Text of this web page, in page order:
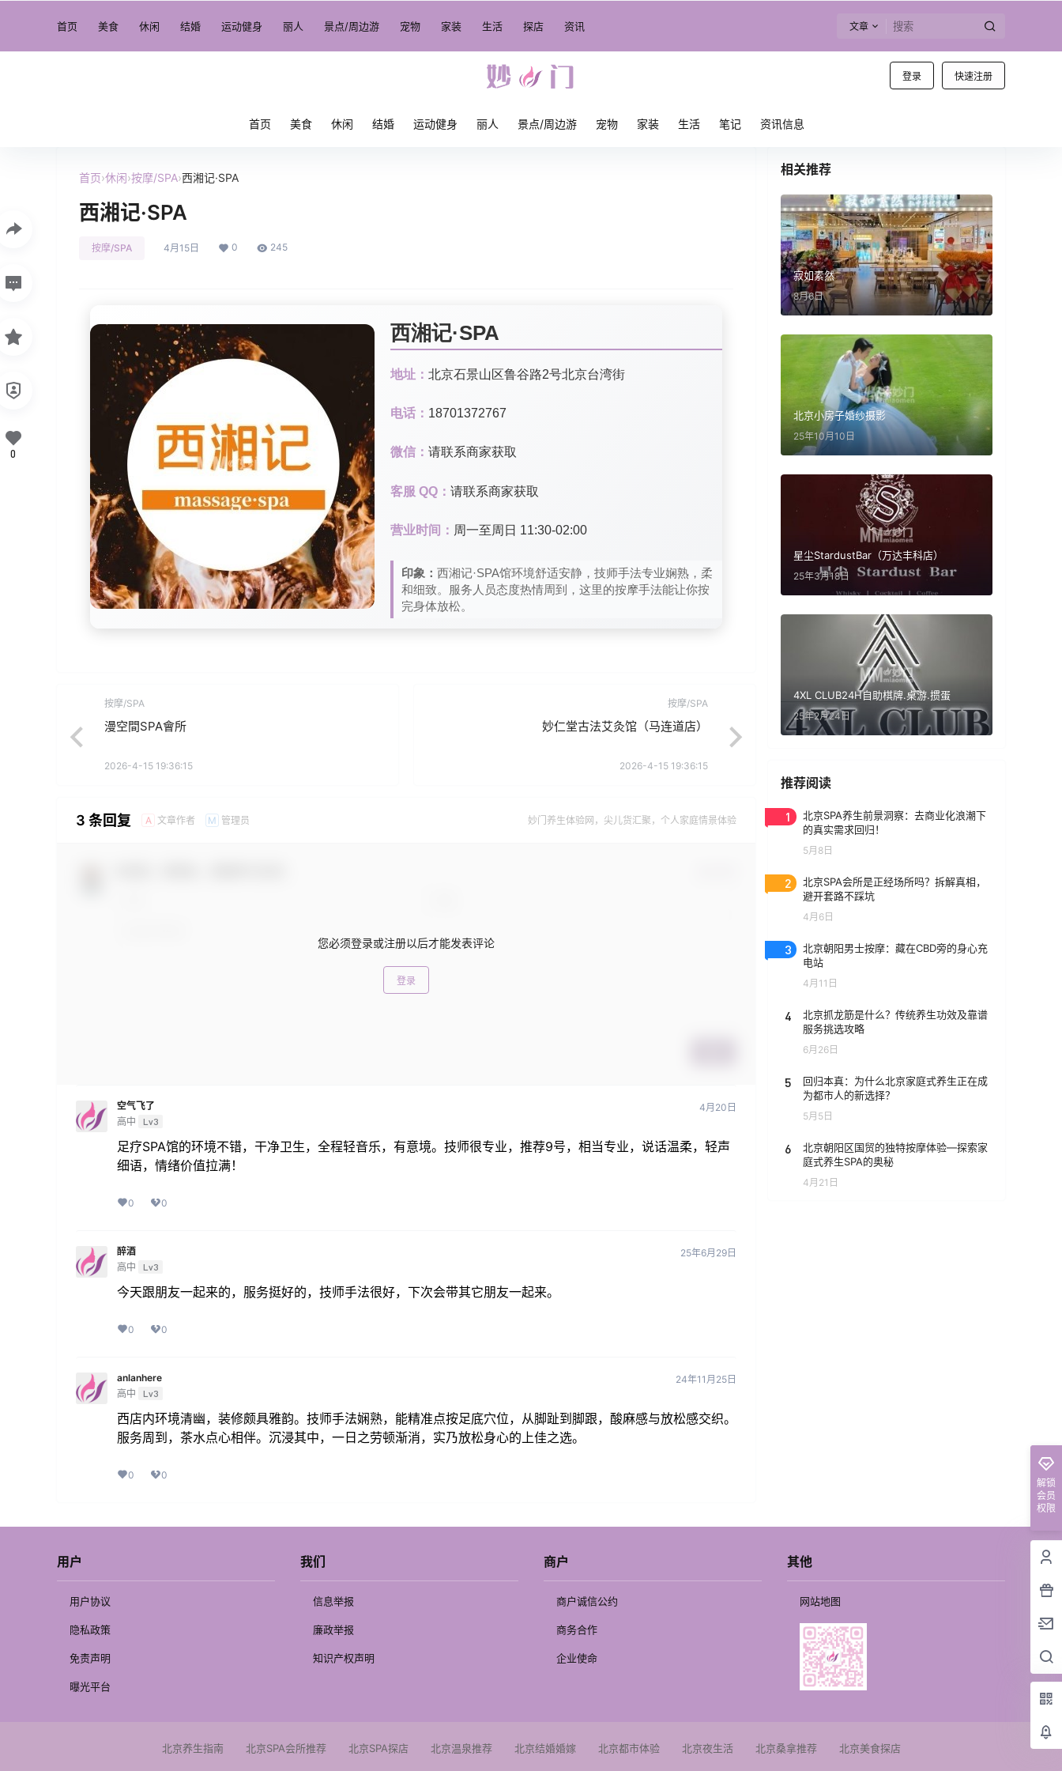
首页 美食 休闲 结婚 运动健身 丽人 景点/周边游 宠物 家装 生活 探店 资讯 文章
登录 快速注册
首页 美食 休闲 结婚 运动健身 丽人 景点/周边游 宠物 家装 生活 笔记 资讯信息
首页›休闲›按摩/SPA›西湘记·SPA
西湘记·SPA
按摩/SPA 4月15日 0 245
西湘记·SPA
地址： 北京石景山区鲁谷路2号北京台湾街
电话： 18701372767
微信： 请联系商家获取
客服 QQ： 请联系商家获取
营业时间： 周一至周日 11:30-02:00
印象： 西湘记·SPA馆环境舒适安静，技师手法专业娴熟，柔
和细致。服务人员态度热情周到，这里的按摩手法能让你按
完身体放松。
0
按摩/SPA
漫空間SPA會所
2026-4-15 19:36:15
按摩/SPA
妙仁堂古法艾灸馆（马连道店）
2026-4-15 19:36:15
3 条回复 A 文章作者 M 管理员 妙门养生体验网，尖儿货汇聚，个人家庭情景体验
您必须登录或注册以后才能发表评论
登录
空气飞了
高中
Lv3
4月20日
足疗SPA馆的环境不错，干净卫生，全程轻音乐，有意境。技师很专业，推荐9号，相当专业，说话温柔，轻声
细语，情绪价值拉满！
0 0
醉酒
高中
Lv3
25年6月29日
今天跟朋友一起来的，服务挺好的，技师手法很好，下次会带其它朋友一起来。
0 0
anlanhere
高中
Lv3
24年11月25日
西店内环境清幽，装修颇具雅韵。技师手法娴熟，能精准点按足底穴位，从脚趾到脚跟，酸麻感与放松感交织。
服务周到，茶水点心相伴。沉浸其中，一日之劳顿渐消，实乃放松身心的上佳之选。
0 0
相关推荐
寂如素然
8月6日
北京小房子婚纱摄影
25年10月10日
星尘StardustBar（万达丰科店）
25年3月18日
4XL CLUB24H自助棋牌.桌游.掼蛋
25年2月24日
推荐阅读
1
北京SPA养生前景洞察：去商业化浪潮下
的真实需求回归！
5月8日
2
北京SPA会所是正经场所吗？拆解真相，
避开套路不踩坑
4月6日
3
北京朝阳男士按摩：藏在CBD旁的身心充
电站
4月11日
4
北京抓龙筋是什么？传统养生功效及靠谱
服务挑选攻略
6月26日
5
回归本真：为什么北京家庭式养生正在成
为都市人的新选择？
5月5日
6
北京朝阳区国贸的独特按摩体验—探索家
庭式养生SPA的奥秘
4月21日
解锁
会员
权限
用户
用户协议
隐私政策
免责声明
曝光平台
我们
信息举报
廉政举报
知识产权声明
商户
商户诚信公约
商务合作
企业使命
其他
网站地图
北京养生指南 北京SPA会所推荐 北京SPA探店 北京温泉推荐 北京结婚婚嫁 北京都市体验 北京夜生活 北京桑拿推荐 北京美食探店